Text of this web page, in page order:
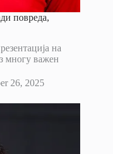
повреда,
на
многу важен
26, 2025